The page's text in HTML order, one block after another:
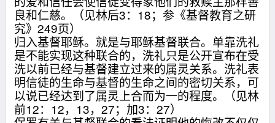
良和仁慈。（见林后3：18；参《基督教育之研
究》249页）
归入基督耶稣。就是与耶稣基督联合。单靠洗礼
是不能实现这种联合的，洗礼只是公开宣布在受
洗以前已经与基督建立过来的属灵关系。洗礼表
明信徒的生命与基督的生命之间的密切关系，可
以说已经达到了属灵上合而为一的程度。（见林
前12：12，13，27；加3：27）